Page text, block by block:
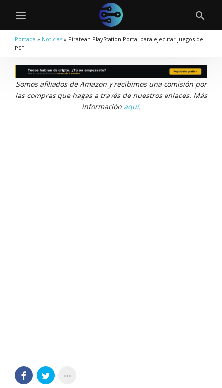
Portada » Noticias » Piratean PlayStation Portal para ejecutar juegos de
PSP
Somos afiliados de Amazon y recibimos una comisión por
las compras que hagas a través de nuestros enlaces. Más
información aquí.